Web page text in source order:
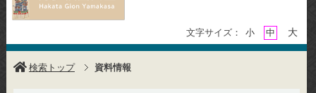
文字サイズ： 小 中 大
検索トップ 資料情報